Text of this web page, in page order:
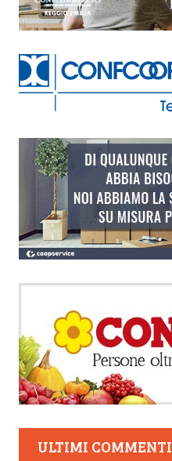
ULTIMI COMMENTI